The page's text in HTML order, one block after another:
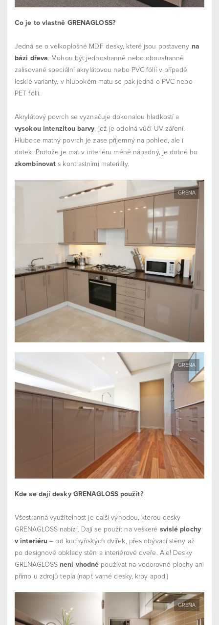
Co je to vlastně GRENAGLOSS?
Jedná se o velkoplošné MDF desky, které jsou postaveny na
bázi dřeva. Mohou být jednostranně nebo oboustranně
zalisované speciální akrylátovou nebo PVC fólií v případě
lesklé varianty, v hlubokém matu se pak jedná o PVC nebo
PET fólií.
Akrylátový povrch se vyznačuje dokonalou hladkostí a
vysokou intenzitou barvy, jež je odolná vůči UV záření.
Hluboce matný povrch je zase příjemný na pohled, ale i
dotek. Protože je mat v interiéru méně nápadný, je dobré ho
zkombinovat s kontrastními materiály.
GRENA
GRENA
Kde se dají desky GRENAGLOSS použít?
Všestranná využitelnost je další výhodou, kterou desky
GRENAGLOSS nabízí. Dají se použít na veškeré svislé plochy
v interiéru – od kuchyňských dvířek, přes obývací stěny až
po designové obklady stěn a interiérové dveře. Ale! Desky
GRENAGLOSS není vhodné používat na vodorovné plochy ani
přímo u zdrojů tepla (např. varné desky, krby apod.)
GRENA